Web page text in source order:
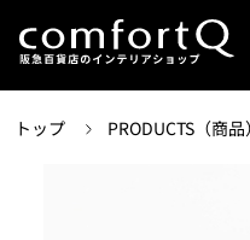
トップ PRODUCTS（商品